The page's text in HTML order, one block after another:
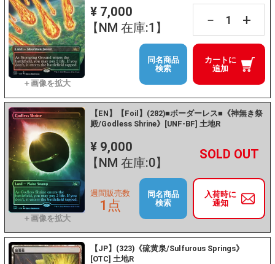
¥ 7,000
【NM 在庫:1】
－ +
カートに
追加
同名商品
検索
【EN】【Foil】(282)■ボーダーレス■《神無き祭
殿/Godless Shrine》[UNF-BF] 土地R
¥ 9,000
【NM 在庫:0】
－ +
入荷時に
通知
週間販売数
1点
同名商品
検索
【JP】(323)《硫黄泉/Sulfurous Springs》
[OTC] 土地R